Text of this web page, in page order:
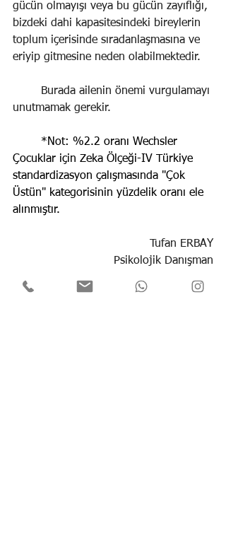
gücün olmayışı veya bu gücün zayıflığı,
bizdeki dahi kapasitesindeki bireylerin
toplum içerisinde sıradanlaşmasına ve
eriyip gitmesine neden olabilmektedir.
Burada ailenin önemi vurgulamayı
unutmamak gerekir.
Çocuklar için Zeka Ölçeği-IV Türkiye
standardizasyon çalışmasında "Çok
Üstün" kategorisinin yüzdelik oranı ele
alınmıştır.
Tufan ERBAY
Psikolojik Danışman